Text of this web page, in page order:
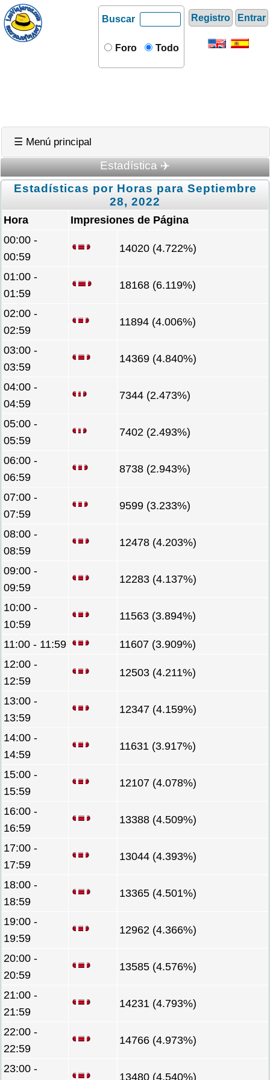
Registro Entrar
Buscar
Foro Todo
☰ Menú principal
Estadística ✈️
Estadísticas por Horas para Septiembre
28, 2022
Hora
Impresiones de Página
00:00 -
00:59
14020 (4.722%)
01:00 -
01:59
18168 (6.119%)
02:00 -
02:59
11894 (4.006%)
03:00 -
03:59
14369 (4.840%)
04:00 -
04:59
7344 (2.473%)
05:00 -
05:59
7402 (2.493%)
06:00 -
06:59
8738 (2.943%)
07:00 -
07:59
9599 (3.233%)
08:00 -
08:59
12478 (4.203%)
09:00 -
09:59
12283 (4.137%)
10:00 -
10:59
11563 (3.894%)
11:00 - 11:59
11607 (3.909%)
12:00 -
12:59
12503 (4.211%)
13:00 -
13:59
12347 (4.159%)
14:00 -
14:59
11631 (3.917%)
15:00 -
15:59
12107 (4.078%)
16:00 -
16:59
13388 (4.509%)
17:00 -
17:59
13044 (4.393%)
18:00 -
18:59
13365 (4.501%)
19:00 -
19:59
12962 (4.366%)
20:00 -
20:59
13585 (4.576%)
21:00 -
21:59
14231 (4.793%)
22:00 -
22:59
14766 (4.973%)
23:00 -
13480 (4.540%)